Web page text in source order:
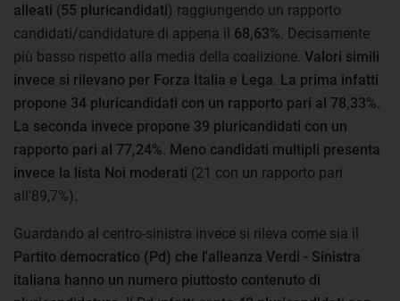
alleati (55 pluricandidati) raggiungendo un rapporto
candidati/candidature di appena il 68,63% . Decisamente
più basso rispetto alla media della coalizione. Valori simili
invece si rilevano per Forza Italia e Lega La prima infatti
propone 34 pluricandidati con un rapporto pari al 78,33%
La seconda invece propone 39 pluricandidati con un
rapporto pari al 77,24% Meno candidati multipli presenta
invece la lista Noi moderati (21 con un rapporto pari
all'89,7%).
Guardando al centro-sinistra invece si rileva come sia il
Partito democratico (Pd) che l'alleanza Verdi - Sinistra
italiana hanno un numero piuttosto contenuto di